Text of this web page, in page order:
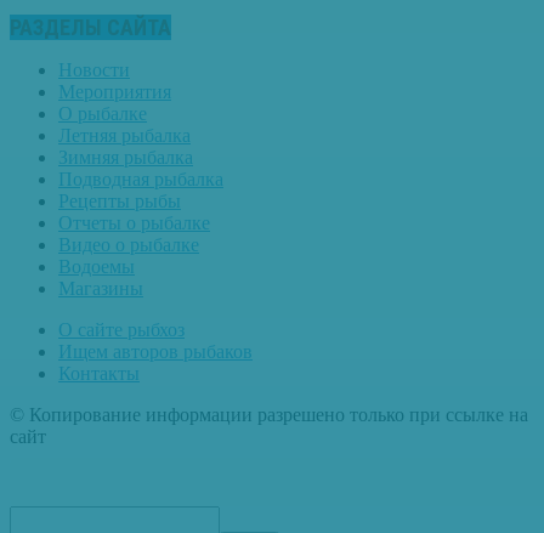
РАЗДЕЛЫ САЙТА
Новости
Мероприятия
О рыбалке
Летняя рыбалка
Зимняя рыбалка
Подводная рыбалка
Рецепты рыбы
Отчеты о рыбалке
Видео о рыбалке
Водоемы
Магазины
О сайте рыбхоз
Ищем авторов рыбаков
Контакты
© Копирование информации разрешено только при ссылке на
сайт